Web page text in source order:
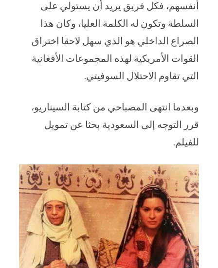
أنفسهم، فكل فريق يريد أن يستولي على
السلطة وتكون له الكلمة العليا، وكان هذا
الصراع الداخلي هو الذي سهل لاحقا اختراق
القوات الأمريكية لهذه المجموعات الأفغانية
التي تقاوم الاحتلال السوفيتي.
وبعدما انتهى المصباحي من كتابة السيناريو،
قرر التوجه إلى السعودية بحثا عن تمويل
للفيلم.